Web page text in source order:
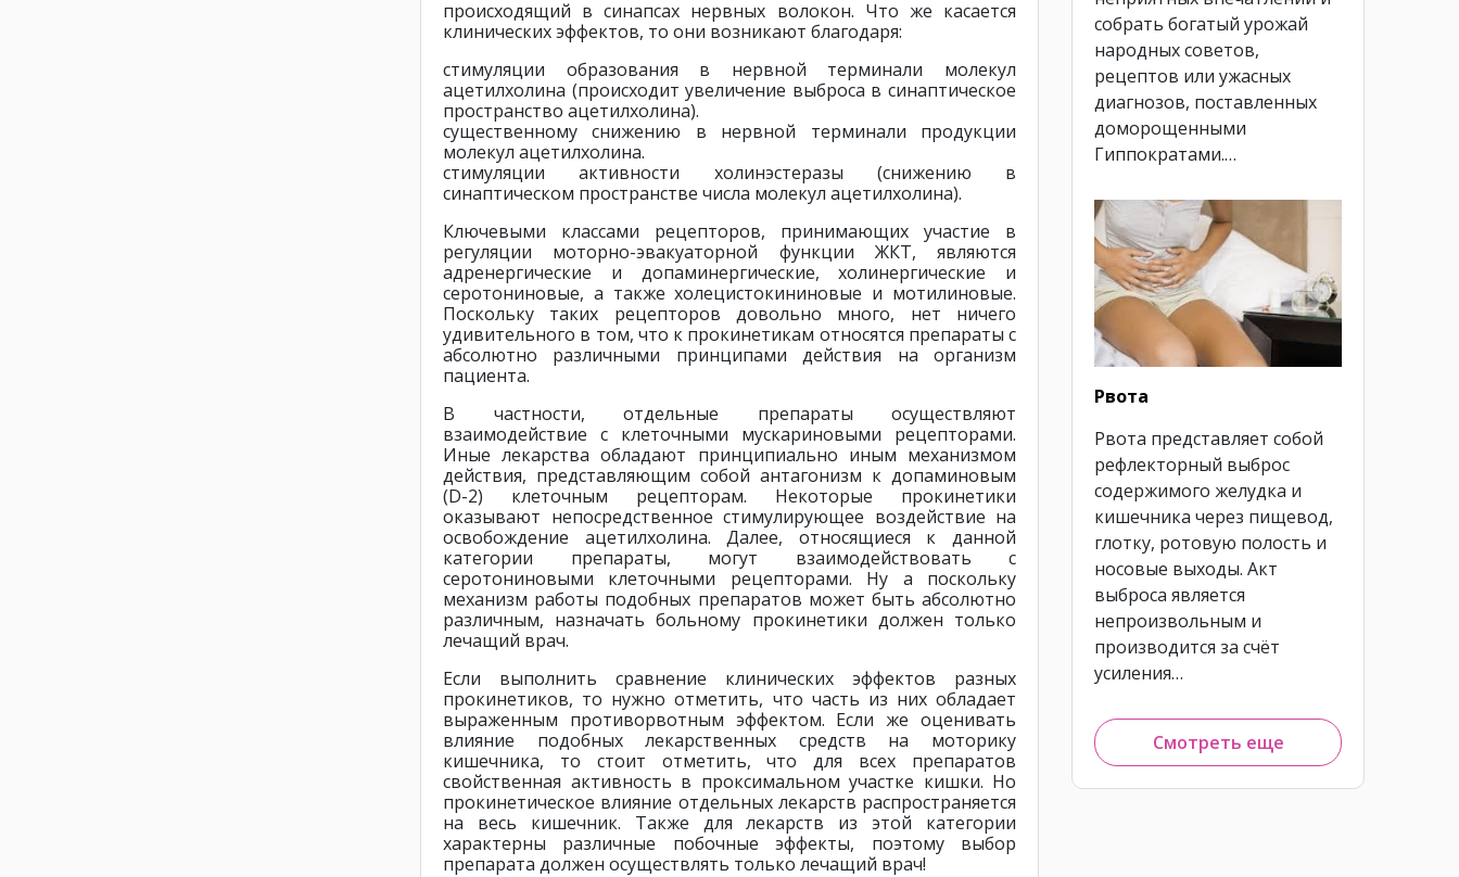
происходящий в синапсах нервных волокон. Что же касается
клинических эффектов, то они возникают благодаря:
стимуляции образования в нервной терминали молекул
ацетилхолина (происходит увеличение выброса в синаптическое
пространство ацетилхолина).
существенному снижению в нервной терминали продукции
молекул ацетилхолина.
стимуляции активности холинэстеразы (снижению в
синаптическом пространстве числа молекул ацетилхолина).
Ключевыми классами рецепторов, принимающих участие в
регуляции моторно-эвакуаторной функции ЖКТ, являются
адренергические и допаминергические, холинергические и
серотониновые, а также холецистокининовые и мотилиновые.
Поскольку таких рецепторов довольно много, нет ничего
удивительного в том, что к прокинетикам относятся препараты с
абсолютно различными принципами действия на организм
пациента.
В частности, отдельные препараты осуществляют
взаимодействие с клеточными мускариновыми рецепторами.
Иные лекарства обладают принципиально иным механизмом
действия, представляющим собой антагонизм к допаминовым
(D-2) клеточным рецепторам. Некоторые прокинетики
оказывают непосредственное стимулирующее воздействие на
освобождение ацетилхолина. Далее, относящиеся к данной
категории препараты, могут взаимодействовать с
серотониновыми клеточными рецепторами. Ну а поскольку
механизм работы подобных препаратов может быть абсолютно
различным, назначать больному прокинетики должен только
лечащий врач.
Если выполнить сравнение клинических эффектов разных
прокинетиков, то нужно отметить, что часть из них обладает
выраженным противорвотным эффектом. Если же оценивать
влияние подобных лекарственных средств на моторику
кишечника, то стоит отметить, что для всех препаратов
свойственная активность в проксимальном участке кишки. Но
прокинетическое влияние отдельных лекарств распространяется
на весь кишечник. Также для лекарств из этой категории
характерны различные побочные эффекты, поэтому выбор
препарата должен осуществлять только лечащий врач!
собрать богатый урожай
народных советов,
рецептов или ужасных
диагнозов, поставленных
доморощенными
Гиппократами.…
Рвота
Рвота представляет собой
рефлекторный выброс
содержимого желудка и
кишечника через пищевод,
глотку, ротовую полость и
носовые выходы. Акт
выброса является
непроизвольным и
производится за счёт
усиления…
Смотреть еще